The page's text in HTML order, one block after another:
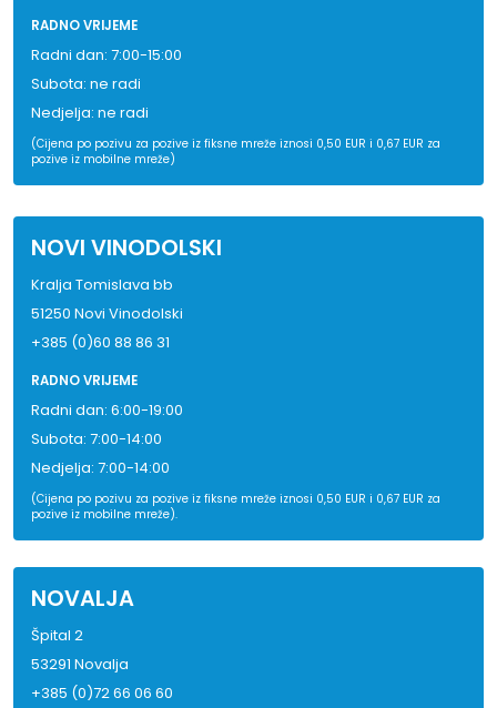
RADNO VRIJEME
Radni dan: 7:00-15:00
Subota: ne radi
Nedjelja: ne radi
(Cijena po pozivu za pozive iz fiksne mreže iznosi 0,50 EUR i 0,67 EUR za
pozive iz mobilne mreže)
NOVI VINODOLSKI
Kralja Tomislava bb
51250 Novi Vinodolski
+385 (0)60 88 86 31
RADNO VRIJEME
Radni dan: 6:00-19:00
Subota: 7:00-14:00
Nedjelja: 7:00-14:00
(Cijena po pozivu za pozive iz fiksne mreže iznosi 0,50 EUR i 0,67 EUR za
pozive iz mobilne mreže).
NOVALJA
Špital 2
53291 Novalja
+385 (0)72 66 06 60